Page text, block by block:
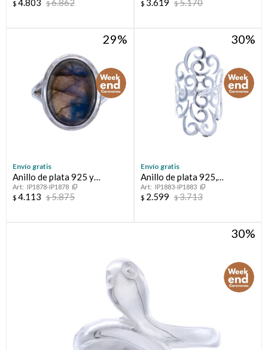
VARÓN.
$ 4.803 $6.862 $ 3.619 $5.170
29
Envío gratis
Anillo de plata 925 y
Calcedonia
IP1878-IP1878
$ 4.113 $5.875
30
Envío gratis
Anillo de plata 925,
DAMASCO.
IP1883-IP1883
$ 2.599 $3.713
30